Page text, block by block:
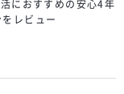
におすすめの安心4年
レビュー